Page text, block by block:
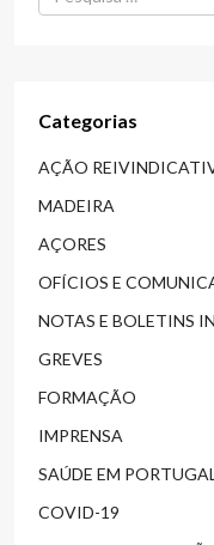
Categorias
AÇÃO
MADEIRA
AÇORES
OFÍCIOS E
NOTAS E BOLETINS
GREVES
FORMAÇÃO
IMPRENSA
SAÚDE EM
COVID-19